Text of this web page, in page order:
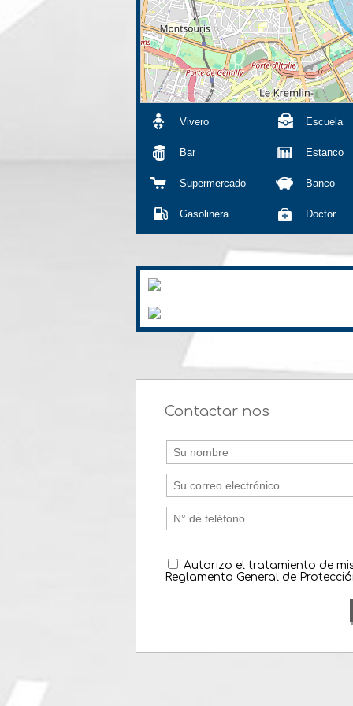
Vivero Escuela
Bar Estanco
Supermercado Banco
Gasolinera Doctor
Contactar nos
Autorizo el tratamiento de
Reglamento General de